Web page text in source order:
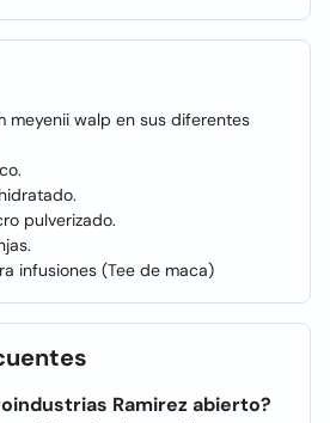
meyenii walp en sus diferentes
pulverizado.
infusiones (Tee de maca)
Ramirez abierto?